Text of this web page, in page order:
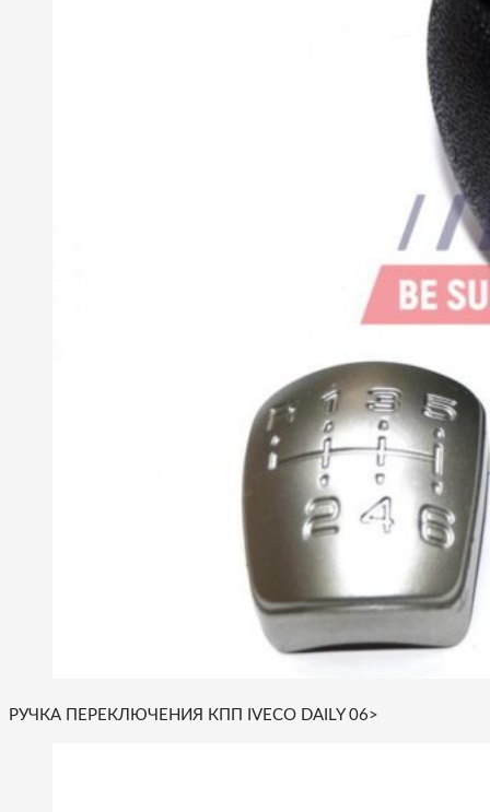
РУЧКА ПЕРЕКЛЮЧЕНИЯ КПП IVECO DAILY 06>